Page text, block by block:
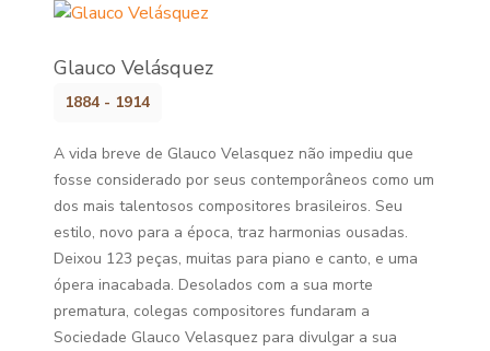
Glauco Velásquez
1884 - 1914
A vida breve de Glauco Velasquez não impediu que
fosse considerado por seus contemporâneos como um
dos mais talentosos compositores brasileiros. Seu
estilo, novo para a época, traz harmonias ousadas.
Deixou 123 peças, muitas para piano e canto, e uma
ópera inacabada. Desolados com a sua morte
prematura, colegas compositores fundaram a
Sociedade Glauco Velasquez para divulgar a sua